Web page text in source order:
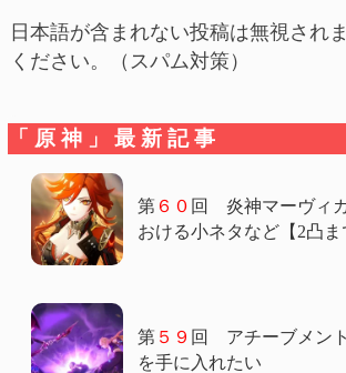
日本語が含まれない投稿は無視され
ください。（スパム対策）
「原神」最新記事
第６０ 回 炎神マーヴィ
おける小ネタなど【2凸ま
第５９ 回 アチーブメン
を手に入れたい